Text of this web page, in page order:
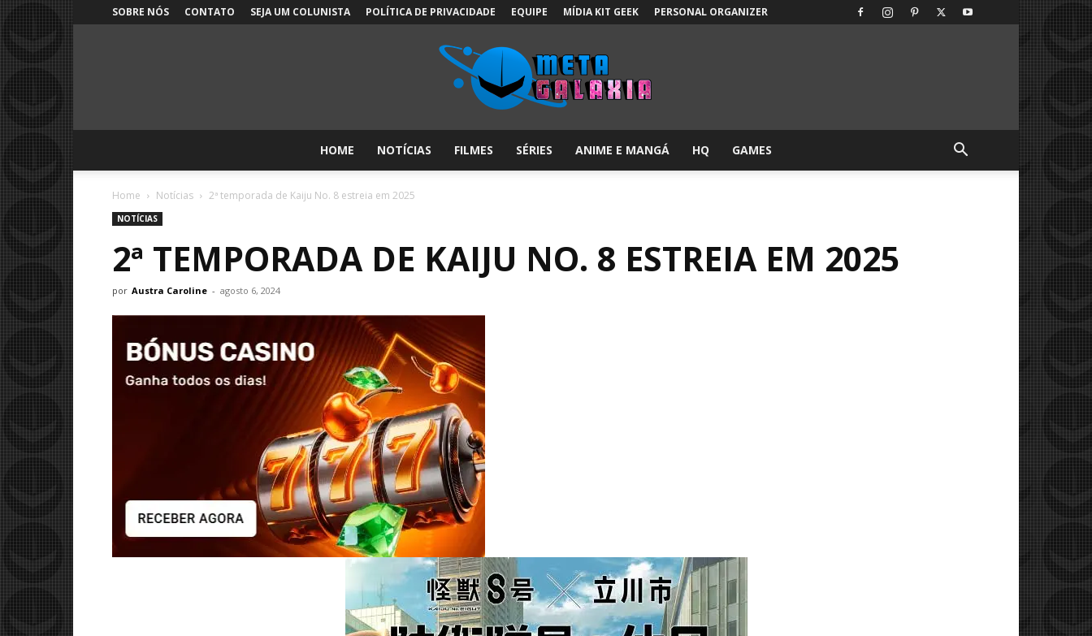
SOBRE NÓS CONTATO SEJA UM COLUNISTA POLÍTICA DE PRIVACIDADE EQUIPE MÍDIA KIT GEEK PERSONAL ORGANIZER
Galáxia:
notícias
HOME NOTÍCIAS FILMES SÉRIES ANIME E MANGÁ HQ GAMES
Home Notícias 2ª temporada de Kaiju No. 8 estreia em 2025
NOTÍCIAS
2ª TEMPORADA DE KAIJU NO. 8 ESTREIA EM 2025
por Austra Caroline - agosto 6, 2024